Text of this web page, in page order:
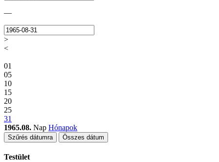
—
>
<
01
05
10
15
20
25
31
1965.08. Nap Hónapok
Szűrés dátumra Összes dátum
Testület